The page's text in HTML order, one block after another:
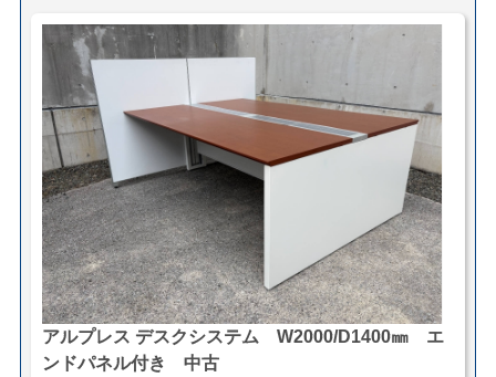
＜送料例＞
■横浜市内 1台 ￥1,100～（自社便・軒先渡し＊要お
客様搬入）
1台 ￥2,200～（自社便・搬入設置/1階又
はEV有り）
＊区により異なります。
■東京23区 1台 ￥5,500～（自社便・軒先渡し＊要お
客様搬入）
1台 ￥8,800～（自社便・搬入設置/1階又
はEV有り）
＊複数商品の同時配送も可能です。
アルプレス デスクシステム W2000/D1400㎜ エ
ンドパネル付き 中古